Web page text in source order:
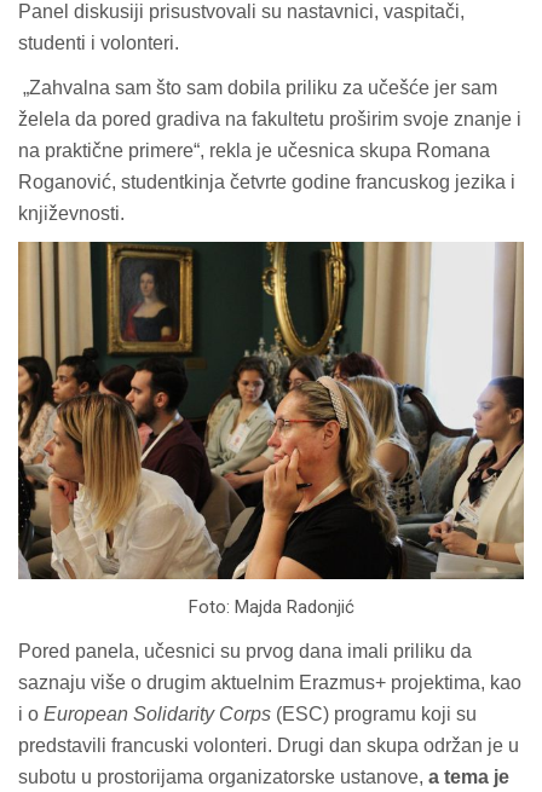
Panel diskusiji prisustvovali su nastavnici, vaspitači,
studenti i volonteri.
„Zahvalna sam što sam dobila priliku za učešće jer sam
želela da pored gradiva na fakultetu proširim svoje znanje i
na praktične primere“, rekla je učesnica skupa Romana
Roganović, studentkinja četvrte godine francuskog jezika i
književnosti.
Foto: Majda Radonjić
Pored panela, učesnici su prvog dana imali priliku da
saznaju više o drugim aktuelnim Erazmus+ projektima, kao
i o European Solidarity Corps (ESC) programu koji su
predstavili francuski volonteri. Drugi dan skupa održan je u
subotu u prostorijama organizatorske ustanove, a tema je